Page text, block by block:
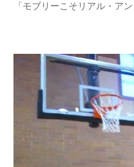
「モブリーこそリアル・ア